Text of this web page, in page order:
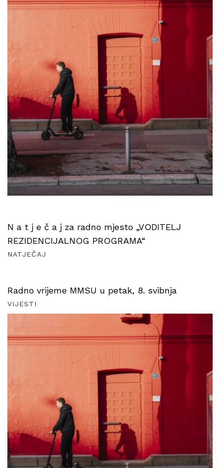
N a t j e č a j za radno mjesto „VODITELJ
REZIDENCIJALNOG PROGRAMA“
NATJEČAJ
Radno vrijeme MMSU u petak, 8. svibnja
VIJESTI